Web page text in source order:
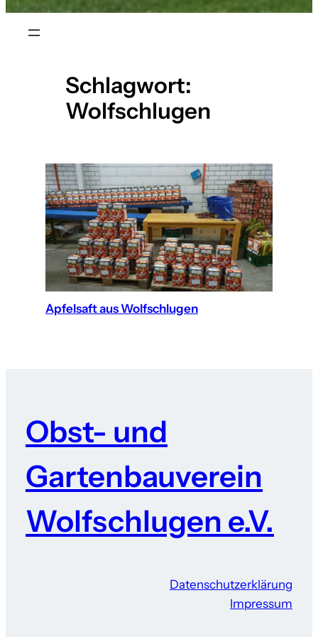
Schlagwort:
Wolfschlugen
Apfelsaft aus Wolfschlugen
Obst- und
Gartenbauverein
Wolfschlugen e.V.
Datenschutzerklärung
Impressum